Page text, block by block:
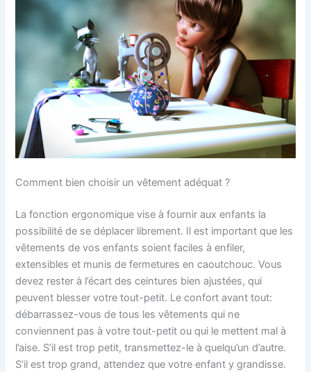
Comment bien choisir un vêtement adéquat ?
La fonction ergonomique vise à fournir aux enfants la
possibilité de se déplacer librement. Il est important que les
vêtements de vos enfants soient faciles à enfiler,
extensibles et munis de fermetures en caoutchouc. Vous
devez rester à l’écart des ceintures bien ajustées, qui
peuvent blesser votre tout-petit. Le confort avant tout:
débarrassez-vous de tous les vêtements qui ne
conviennent pas à votre tout-petit ou qui le mettent mal à
l’aise. S’il est trop petit, transmettez-le à quelqu’un d’autre.
S’il est trop grand, attendez que votre enfant y grandisse.